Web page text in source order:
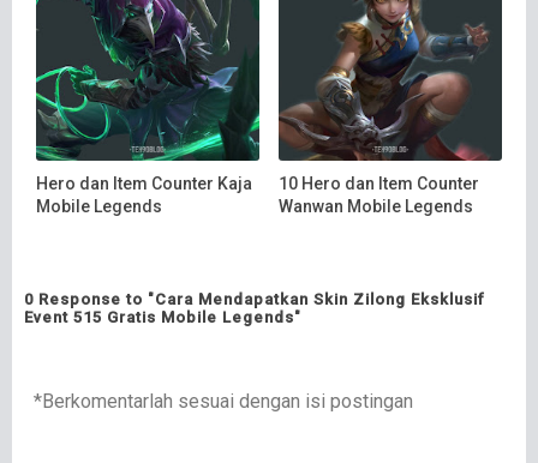
Hero dan Item Counter Kaja
Mobile Legends
10 Hero dan Item Counter
Wanwan Mobile Legends
0 Response to "Cara Mendapatkan Skin Zilong Eksklusif
Event 515 Gratis Mobile Legends"
*Berkomentarlah sesuai dengan isi postingan